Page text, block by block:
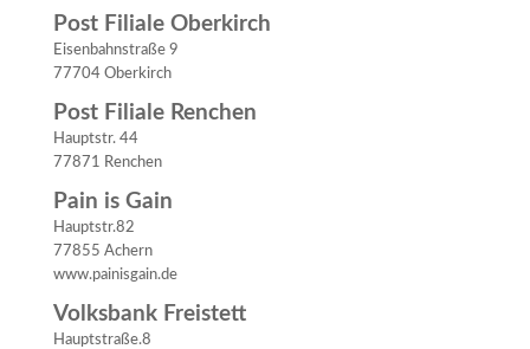
Post Filiale Oberkirch
Eisenbahnstraße 9
77704 Oberkirch
Post Filiale Renchen
Hauptstr. 44
77871 Renchen
Pain is Gain
Hauptstr.82
77855 Achern
www.painisgain.de
Volksbank Freistett
Hauptstraße.8